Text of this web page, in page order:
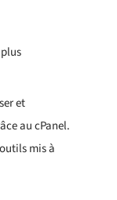
et
au cPanel.
mis à